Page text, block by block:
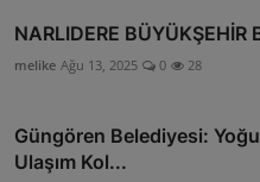
NARLIDERE BÜYÜKŞEHİR
melike Ağu 13, 2025 0 28
Güngören Belediyesi:
Ulaşım Kol...